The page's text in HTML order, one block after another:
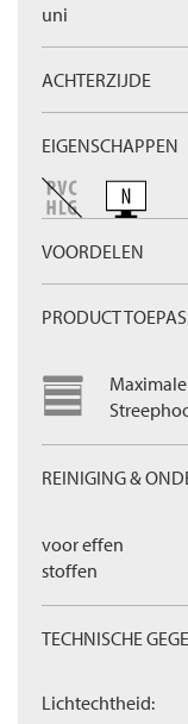
uni
ACHTERZIJDE
EIGENSCHAPPEN
VOORDELEN
PRODUCT
REINIGING &
voor effen
stoffen
TECHNISCHE
Lichtechtheid: